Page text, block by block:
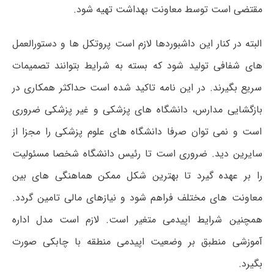
مقتضی است توسط معاونت بهداشت تهیه شود.
البته در کنار این داشبوردها لازم است پروتکل ها و دستورالعمل
های شفافی تولید شود که بسته به شرایط بتوانند تصمیمات
سریع بگیرند. در این نامه تاکید شده است حداکثر همکاری در
بازگشایی مدارس، دانشگاه های پزشکی و غیر پزشکی ضروری
است و نمی توان صرفا دانشگاه های علوم پزشکی را مجزا از
سایرین دید. ضروری است تا رئیس دانشگاه شخصا مسئولیت
را بر عهده گیرد تا بهترین شکل ممکن هماهنگی های بین
معاونت های مختلف فراهم شود و نیازهای مالی تامین گردد.
همچنین شرایط اپیدمی متغیر است. لازم است مدل اداره
آموزشی منطبق بر وضعیت اپیدمی منطقه با چابکی صورت
بگیرد.